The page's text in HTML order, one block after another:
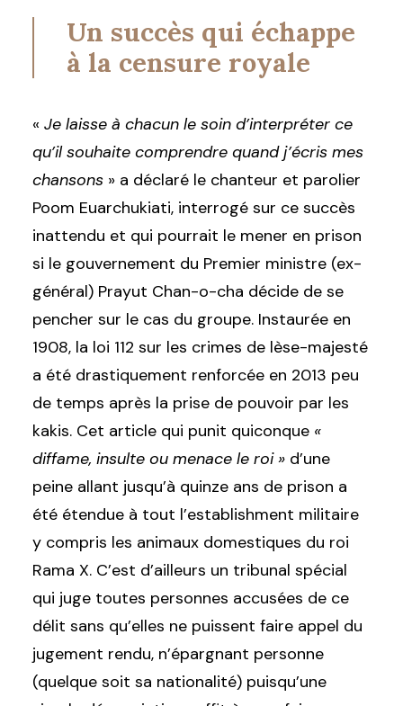
Un succès qui échappe
à la censure royale
« Je laisse à chacun le soin d’interpréter ce
qu’il souhaite comprendre quand j’écris mes
chansons » a déclaré le chanteur et parolier
Poom Euarchukiati, interrogé sur ce succès
inattendu et qui pourrait le mener en prison
si le gouvernement du Premier ministre (ex-
général) Prayut Chan-o-cha décide de se
pencher sur le cas du groupe. Instaurée en
1908, la loi 112 sur les crimes de lèse-majesté
a été drastiquement renforcée en 2013 peu
de temps après la prise de pouvoir par les
kakis. Cet article qui punit quiconque «
diffame, insulte ou menace le roi » d’une
peine allant jusqu’à quinze ans de prison a
été étendue à tout l’establishment militaire
y compris les animaux domestiques du roi
Rama X. C’est d’ailleurs un tribunal spécial
qui juge toutes personnes accusées de ce
délit sans qu’elles ne puissent faire appel du
jugement rendu, n’épargnant personne
(quelque soit sa nationalité) puisqu’une